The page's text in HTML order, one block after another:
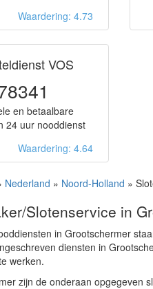
Waardering: 4.73
VOS
en betaalbare
24 uur nooddienst
Waardering: 4.64
Nederland » Noord-Holland »
Slotenservice in
in Grootschermer
diensten in
werken.
zijn de onderaan opgegeven